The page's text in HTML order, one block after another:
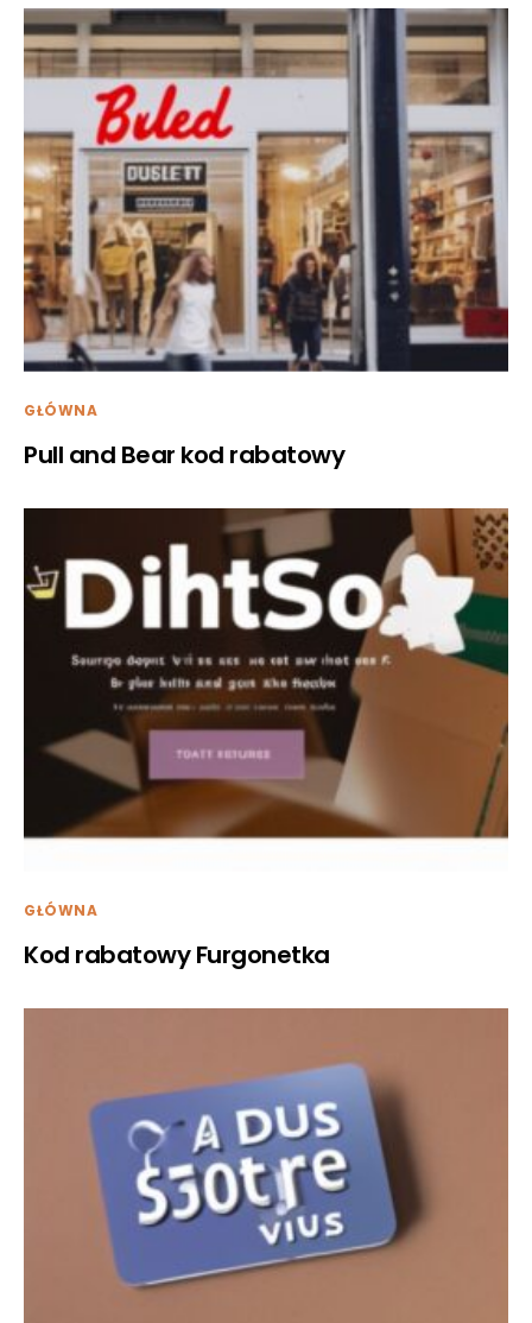
GŁÓWNA
Pull and Bear kod rabatowy
GŁÓWNA
Kod rabatowy Furgonetka